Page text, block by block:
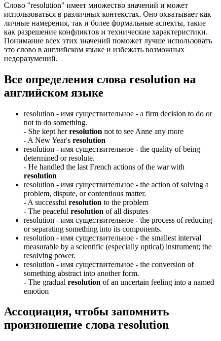
Слово "resolution" имеет множество значений и может
использоваться в различных контекстах. Оно охватывает как
личные намерения, так и более формальные аспекты, такие
как разрешение конфликтов и технические характеристики.
Понимание всех этих значений поможет лучше использовать
это слово в английском языке и избежать возможных
недоразумений.
Все определения слова resolution на
английском языке
resolution - имя существительное - a firm decision to do or
not to do something.
- She kept herresolution not to see Anne any more
- A New Year's resolution
resolution - имя существительное - the quality of being
determined or resolute.
- He handled the last French actions of the war with
resolution
resolution - имя существительное - the action of solving a
problem, dispute, or contentious matter.
- A successful resolution to the problem
- The peaceful resolution of all disputes
resolution - имя существительное - the process of reducing
or separating something into its components.
resolution - имя существительное - the smallest interval
measurable by a scientific (especially optical) instrument; the
resolving power.
resolution - имя существительное - the conversion of
something abstract into another form.
- The gradual resolution of an uncertain feeling into a named
emotion
Ассоциация, чтобы запомнить
произношение слова resolution